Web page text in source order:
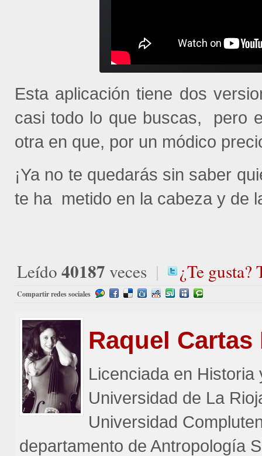
Esta aplicación tiene dos
casi todo lo que buscas, pero
otra en que, por un módico
¡Ya no te quedarás sin saber
te ha metido en la cabeza y de
Leído 40187 veces | ¿Te gusta?
Compartir redes sociales
Raquel Cartas
Licenciada en
Universidad de La
Universidad
departamento de Antropología